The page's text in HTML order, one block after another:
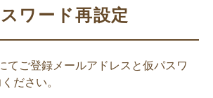
ワード再設定
てご登録メールアドレスと仮パスワ
ださい。